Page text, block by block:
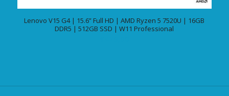
Lenovo V15 G4 | 15.6” Full HD | AMD Ryzen 5 7520U | 16GB
DDR5 | 512GB SSD | W11 Professional